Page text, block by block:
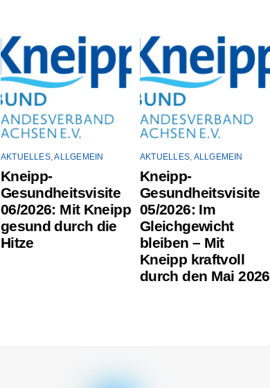
AKTUELLES,ALLGEMEIN
Kneipp-
Gesundheitsvisite
06/2026: Mit Kneipp
gesund durch die
Hitze
AKTUELLES, ALLGEMEIN
Kneipp-
Gesundheitsvisite
05/2026: Im
Gleichgewicht
bleiben – Mit
Kneipp kraftvoll
durch den Mai 2026